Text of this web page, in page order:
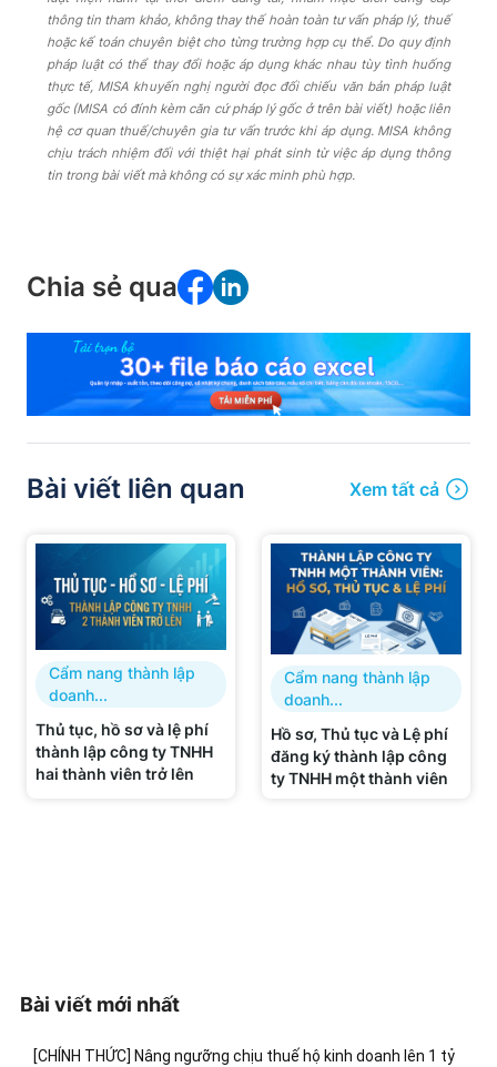
thông tin tham khảo, không thay thế hoàn toàn tư vấn pháp lý, thuế
hoặc kế toán chuyên biệt cho từng trường hợp cụ thể. Do quy định
pháp luật có thể thay đổi hoặc áp dụng khác nhau tùy tình huống
thực tế, MISA khuyến nghị người đọc đối chiếu văn bản pháp luật
gốc (MISA có đính kèm căn cứ pháp lý gốc ở trên bài viết) hoặc liên
hệ cơ quan thuế/chuyên gia tư vấn trước khi áp dụng. MISA không
chịu trách nhiệm đối với thiệt hại phát sinh từ việc áp dụng thông
tin trong bài viết mà không có sự xác minh phù hợp.
Chia sẻ qua
Bài viết liên quan Xem tất cả
Cẩm nang thành lập
doanh...
Thủ tục, hồ sơ và lệ phí
thành lập công ty TNHH
hai thành viên trở lên
Cẩm nang thành lập
doanh...
Hồ sơ, Thủ tục và Lệ phí
đăng ký thành lập công
ty TNHH một thành viên
Bài viết mới nhất
[CHÍNH THỨC] Nâng ngưỡng chịu thuế hộ kinh doanh lên 1 tỷ